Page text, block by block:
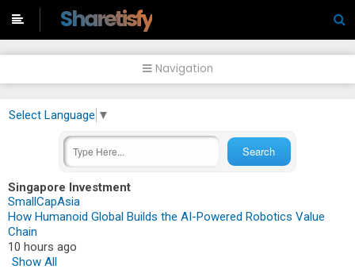
Sharetisfy
Navigation
Select Language ▼
Singapore Investment
SmallCapAsia
How Humanoid Global Builds the AI-Powered Robotics Value
Chain
10 hours ago
Show All